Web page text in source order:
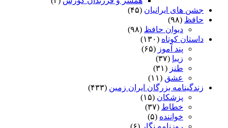
جشن های ایرانیان (۴۵)
حافظ (۹۸)
دیوان حافظ (۹۸)
داستان کوتاه (۱۳۰)
پند آموز (۶۵)
زیبا (۳۷)
طنز (۳۱)
عشق (۱۱)
زندگینامه بزرگان ایران زمین (۴۳۳)
پزشکان (۱۵)
خطاط (۳۷)
خواننده (۵)